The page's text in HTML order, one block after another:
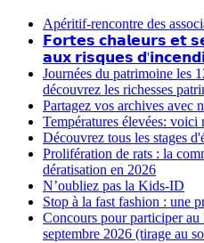
Apéritif-rencontre des
𝗙𝗼𝗿𝘁𝗲𝘀 𝗰𝗵𝗮𝗹𝗲𝘂𝗿𝘀 𝗲𝘁
𝗮𝘂𝘅 𝗿𝗶𝘀𝗾𝘂𝗲𝘀
Journées du patrimoine les
découvrez les richesses
Partagez vos archives avec
Températures élevées: voici
Découvrez tous les stages
Prolifération de rats : la
dératisation en 2026
N’oubliez pas la Kids-ID
Stop à la fast fashion : une
Concours pour participer
septembre 2026 (tirage au